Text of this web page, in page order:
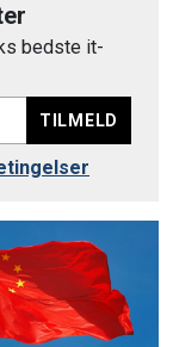
bedste it-
TILMELD